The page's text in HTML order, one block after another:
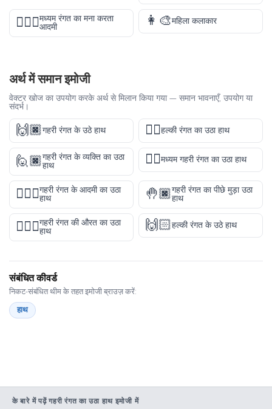
🙅🏽‍♂️मध्यम रंगत का मना करता
आदमी
👩‍🎨महिला कलाकार
अर्थ में समान इमोजी
वेक्टर खोज का उपयोग करके अर्थ से मिलान किया गया — समान भावनाएँ, उपयोग या
संदर्भ।
🙌🏿गहरी रंगत के उठे हाथ ✋🏻हल्की रंगत का उठा हाथ
🙋🏿गहरी रंगत के व्यक्ति का उठा
हाथ
✋🏾मध्यम गहरी रंगत का उठा हाथ
🙋🏿‍♂️गहरी रंगत के आदमी का उठा
हाथ
🤚🏿गहरी रंगत का पीछे मुड़ा उठा
हाथ
🙋🏿‍♀️गहरी रंगत की औरत का उठा
हाथ
🙌🏻हल्की रंगत के उठे हाथ
संबंधित कीवर्ड
निकट-संबंधित थीम के तहत इमोजी ब्राउज़ करें:
हाथ
के बारे में पढ़ें गहरी रंगत का उठा हाथ इमोजी में